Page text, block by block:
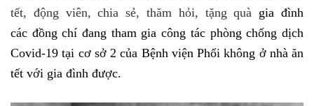
tết, động viên, chia sẻ, thăm hỏi, tặng quà gia đình
các đồng chí đang tham gia công tác phòng chống dịch
Covid-19 tại cơ sở 2 của Bệnh viện Phổi không ở nhà ăn
tết với gia đình được.